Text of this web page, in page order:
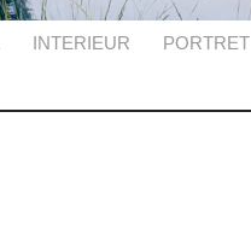
INTERIEUR PORTRET